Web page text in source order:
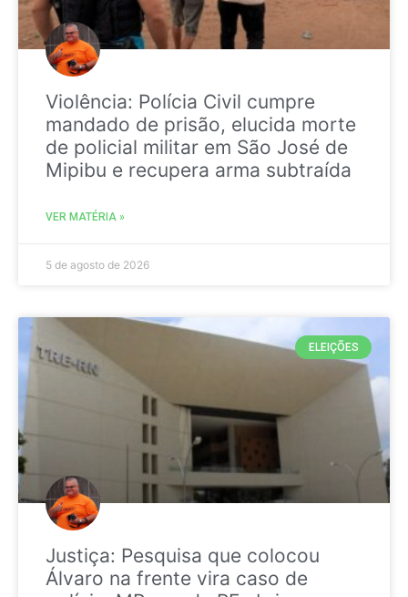
Violência: Polícia Civil cumpre
mandado de prisão, elucida morte
de policial militar em São José de
Mipibu e recupera arma subtraída
VER MATÉRIA »
5 de agosto de 2026
ELEIÇÕES
Justiça: Pesquisa que colocou
Álvaro na frente vira caso de